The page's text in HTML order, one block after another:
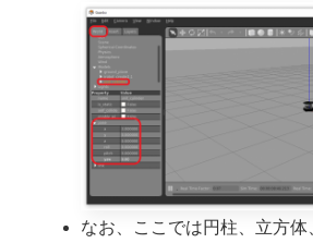
なお、ここでは円柱、立方